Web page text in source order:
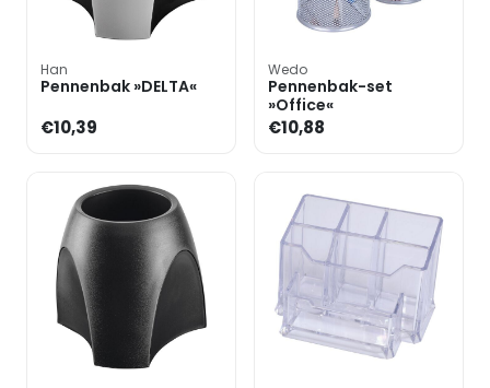
Han
Pennenbak »DELTA«
€10,39
Wedo
Pennenbak-set
»Office«
€10,88